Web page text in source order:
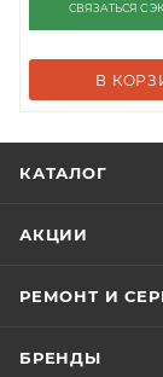
СВЯЗАТЬСЯ С
В
КАТАЛОГ
АКЦИИ
РЕМОНТ И
БРЕНДЫ